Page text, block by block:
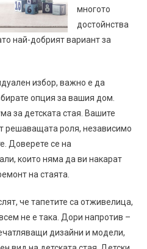
многото
достойнства
най-добрият вариант за
избор, важно е да
опция за вашия дом.
за детската стая. Вашите
решаващата роля, независимо
Доверете се на
които няма да ви накарат
на стаята.
че тапетите са отживелица,
не е така. Дори напротив –
дизайни и модели,